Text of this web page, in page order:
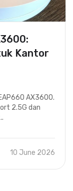
Kantor
AX3600.
2.5G dan
10 June 2026